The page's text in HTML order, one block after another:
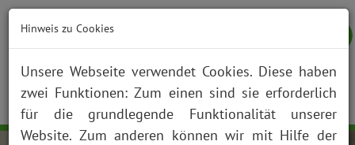
NOTFALL KONTAKT ANFAHRT JOBS SUCHE
Hinweis zu Cookies
Unsere Webseite verwendet Cookies. Diese haben
zwei Funktionen: Zum einen sind sie erforderlich
für die grundlegende Funktionalität unserer
Website. Zum anderen können wir mit Hilfe der